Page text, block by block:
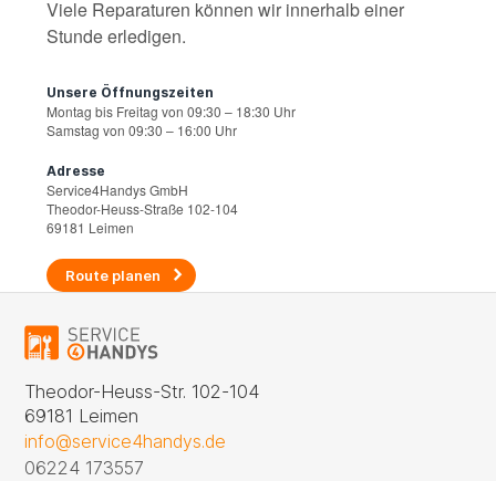
Viele Reparaturen können wir innerhalb einer
Stunde erledigen.
Unsere Öffnungszeiten
Montag bis Freitag von 09:30 – 18:30 Uhr
Samstag von 09:30 – 16:00 Uhr
Adresse
Service4Handys GmbH
Theodor-Heuss-Straße 102-104
69181 Leimen
Route planen
Theodor-Heuss-Str. 102-104
69181 Leimen
info@service4handys.de
06224 173557